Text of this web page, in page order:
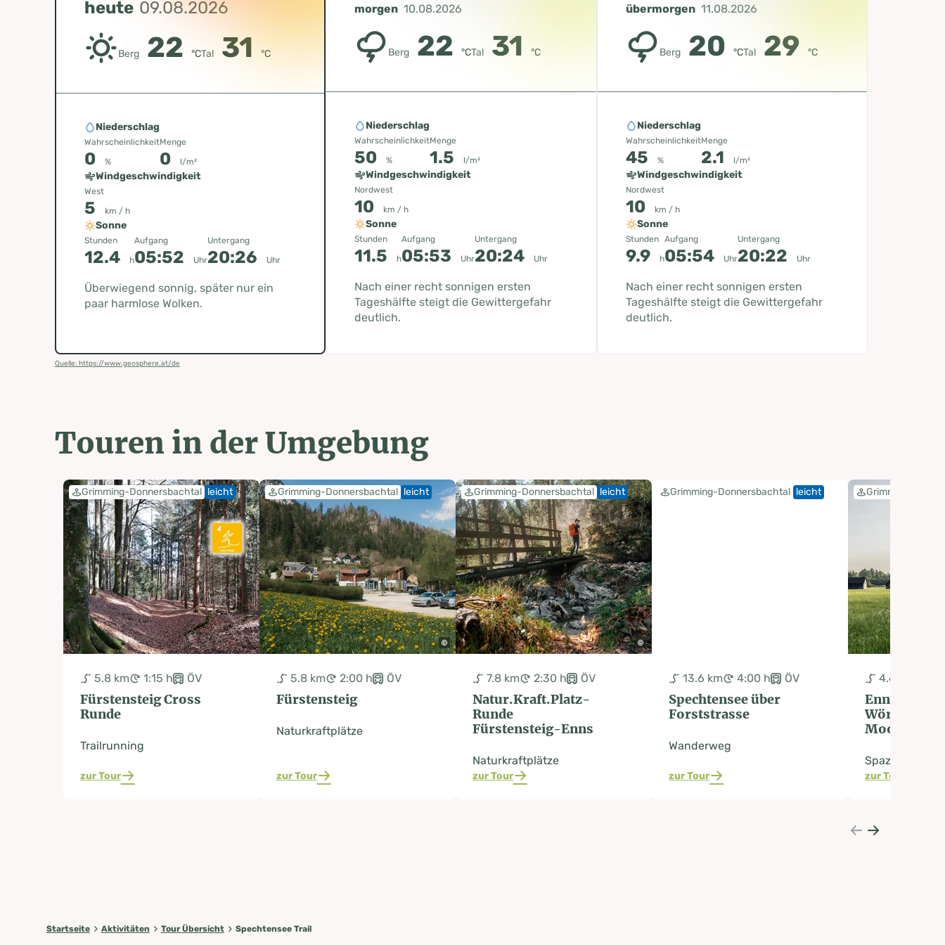
heute 09.08.2026
Berg 22 °CTal 31 °C
Niederschlag
Wahrscheinlichkeit
0 %
Menge
0 l/m²
Windgeschwindigkeit
West
5 km / h
Sonne
Stunden
12.4 h
Aufgang
05:52 Uhr
Untergang
20:26 Uhr
Überwiegend sonnig, später nur ein
paar harmlose Wolken.
morgen 10.08.2026
Berg 22 °CTal 31 °C
Niederschlag
Wahrscheinlichkeit
50 %
Menge
1.5 l/m²
Windgeschwindigkeit
Nordwest
10 km / h
Sonne
Stunden
11.5 h
Aufgang
05:53 Uhr
Untergang
20:24 Uhr
Nach einer recht sonnigen ersten
Tageshälfte steigt die Gewittergefahr
deutlich.
übermorgen 11.08.2026
Berg 20 °CTal 29 °C
Niederschlag
Wahrscheinlichkeit
45 %
Menge
2.1 l/m²
Windgeschwindigkeit
Nordwest
10 km / h
Sonne
Stunden
9.9 h
Aufgang
05:54 Uhr
Untergang
20:22 Uhr
Nach einer recht sonnigen ersten
Tageshälfte steigt die Gewittergefahr
deutlich.
Quelle: https://www.geosphere.at/de
Touren in der Umgebung
Grimming-Donnersbachtal leicht
5.8 km 1:15 h ÖV
Fürstensteig Cross
Runde
Trailrunning
zur Tour
Grimming-Donnersbachtal leicht
5.8 km 2:00 h ÖV
Fürstensteig
Naturkraftplätze
zur Tour
Grimming-Donnersbachtal leicht
7.8 km 2:30 h ÖV
Natur.Kraft.Platz-
Runde
Fürstensteig-Enns
Naturkraftplätze
zur Tour
Grimming-Donnersbachtal leicht
13.6 km 4:00 h ÖV
Spechtensee über
Forststrasse
Wanderweg
zur Tour
Grimming-
4.6 km
Enns- und
Moosweg
Spazierweg
zur Tour
Startseite Aktivitäten Tour Übersicht Spechtensee Trail